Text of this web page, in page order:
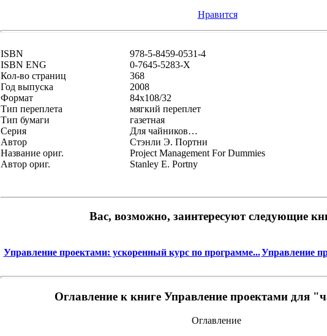
Нравится
ISBN
978-5-8459-0531-4
ISBN ENG
0-7645-5283-X
Кол-во страниц
368
Год выпуска
2008
Формат
84x108/32
Тип переплета
мягкий переплет
Тип бумаги
газетная
Серия
Для чайников…
Автор
Стэнли Э. Портни
Название ориг.
Project Management For Dummies
Автор ориг.
Stanley E. Portny
Вас, возможно, заинтересуют следующие
Управление проектами: ускоренный курс по программе...Управление
Оглавление к книге Управление проектами для
Оглавление